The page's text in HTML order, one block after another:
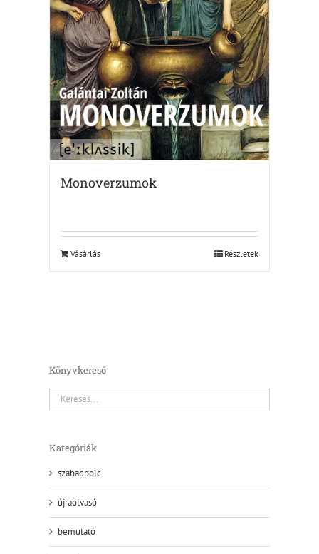
Monoverzumok
Vásárlás Részletek
Könyvkereső
Kategóriák
szabadpolc
újraolvasó
bemutató